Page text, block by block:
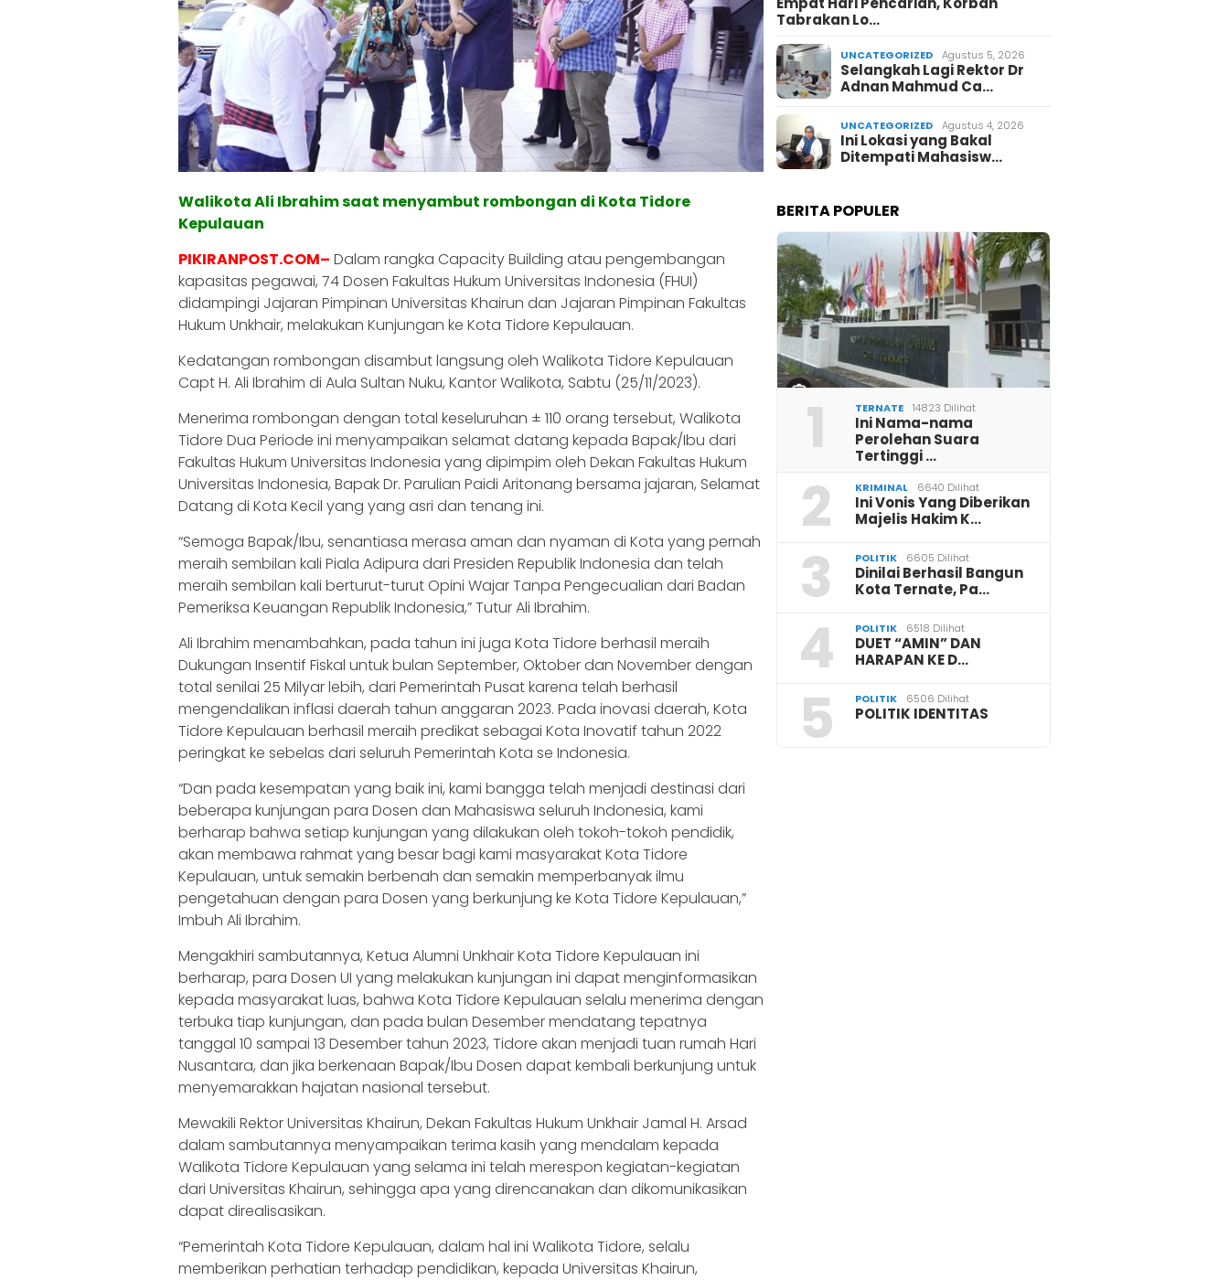
Walikota Ali Ibrahim saat menyambut rombongan di Kota Tidore
Kepulauan
PIKIRANPOST.COM– Dalam rangka Capacity Building atau pengembangan
kapasitas pegawai, 74 Dosen Fakultas Hukum Universitas Indonesia (FHUI)
didampingi Jajaran Pimpinan Universitas Khairun dan Jajaran Pimpinan Fakultas
Hukum Unkhair, melakukan Kunjungan ke Kota Tidore Kepulauan.
Kedatangan rombongan disambut langsung oleh Walikota Tidore Kepulauan
Capt H. Ali Ibrahim di Aula Sultan Nuku, Kantor Walikota, Sabtu (25/11/2023).
Menerima rombongan dengan total keseluruhan ± 110 orang tersebut, Walikota
Tidore Dua Periode ini menyampaikan selamat datang kepada Bapak/Ibu dari
Fakultas Hukum Universitas Indonesia yang dipimpim oleh Dekan Fakultas Hukum
Universitas Indonesia, Bapak Dr. Parulian Paidi Aritonang bersama jajaran, Selamat
Datang di Kota Kecil yang yang asri dan tenang ini.
“Semoga Bapak/Ibu, senantiasa merasa aman dan nyaman di Kota yang pernah
meraih sembilan kali Piala Adipura dari Presiden Republik Indonesia dan telah
meraih sembilan kali berturut-turut Opini Wajar Tanpa Pengecualian dari Badan
Pemeriksa Keuangan Republik Indonesia,” Tutur Ali Ibrahim.
Ali Ibrahim menambahkan, pada tahun ini juga Kota Tidore berhasil meraih
Dukungan Insentif Fiskal untuk bulan September, Oktober dan November dengan
total senilai 25 Milyar lebih, dari Pemerintah Pusat karena telah berhasil
mengendalikan inflasi daerah tahun anggaran 2023. Pada inovasi daerah, Kota
Tidore Kepulauan berhasil meraih predikat sebagai Kota Inovatif tahun 2022
peringkat ke sebelas dari seluruh Pemerintah Kota se Indonesia.
“Dan pada kesempatan yang baik ini, kami bangga telah menjadi destinasi dari
beberapa kunjungan para Dosen dan Mahasiswa seluruh Indonesia, kami
berharap bahwa setiap kunjungan yang dilakukan oleh tokoh-tokoh pendidik,
akan membawa rahmat yang besar bagi kami masyarakat Kota Tidore
Kepulauan, untuk semakin berbenah dan semakin memperbanyak ilmu
pengetahuan dengan para Dosen yang berkunjung ke Kota Tidore Kepulauan,”
Imbuh Ali Ibrahim.
Mengakhiri sambutannya, Ketua Alumni Unkhair Kota Tidore Kepulauan ini
berharap, para Dosen UI yang melakukan kunjungan ini dapat menginformasikan
kepada masyarakat luas, bahwa Kota Tidore Kepulauan selalu menerima dengan
terbuka tiap kunjungan, dan pada bulan Desember mendatang tepatnya
tanggal 10 sampai 13 Desember tahun 2023, Tidore akan menjadi tuan rumah Hari
Nusantara, dan jika berkenaan Bapak/Ibu Dosen dapat kembali berkunjung untuk
menyemarakkan hajatan nasional tersebut.
Mewakili Rektor Universitas Khairun, Dekan Fakultas Hukum Unkhair Jamal H. Arsad
dalam sambutannya menyampaikan terima kasih yang mendalam kepada
Walikota Tidore Kepulauan yang selama ini telah merespon kegiatan-kegiatan
dari Universitas Khairun, sehingga apa yang direncanakan dan dikomunikasikan
dapat direalisasikan.
“Pemerintah Kota Tidore Kepulauan, dalam hal ini Walikota Tidore, selalu
memberikan perhatian terhadap pendidikan, kepada Universitas Khairun,
Tabrakan Lo…
UNCATEGORIZED Agustus 5, 2026
Selangkah Lagi Rektor Dr
Adnan Mahmud Ca…
UNCATEGORIZED Agustus 4, 2026
Ini Lokasi yang Bakal
Ditempati Mahasisw…
BERITA POPULER
1 TERNATE 14823 Dilihat
Ini Nama-nama
Perolehan Suara
Tertinggi …
2 KRIMINAL 6640 Dilihat
Ini Vonis Yang Diberikan
Majelis Hakim K…
3 POLITIK 6605 Dilihat
Dinilai Berhasil Bangun
Kota Ternate, Pa…
4 POLITIK 6518 Dilihat
DUET “AMIN” DAN
HARAPAN KE D…
5 POLITIK 6506 Dilihat
POLITIK IDENTITAS